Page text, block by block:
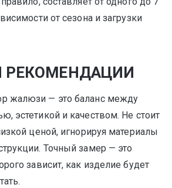
от сезона и загрузки
жалюзи — это баланс между
эстетикой и качеством. Не стоит
ценой, игнорируя материалы
Точный замер — это
зависит, как изделие будет